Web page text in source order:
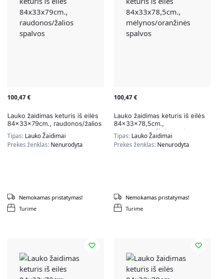
100,47€
Lauko žaidimas keturis iš eilės
84x33x79cm., raudonos/žalios
spalvos
Tipas: Lauko Žaidimai
Prekės ženklas: Nenurodyta
Turime
Nemokamas pristatymas!
100,47€
Lauko žaidimas keturis iš eilės
84x33x78,5cm.,
mėlynos/oranžinės spalvos
Tipas: Lauko Žaidimai
Prekės ženklas: Nenurodyta
Turime
Nemokamas pristatymas!